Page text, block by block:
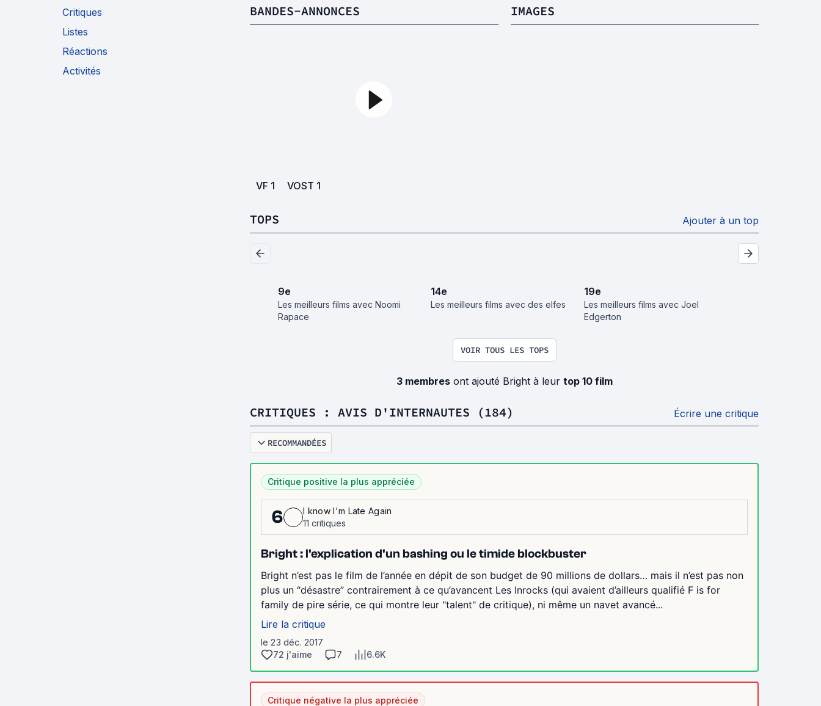
Critiques
Listes
Réactions
Activités
BANDES-ANNONCES
VF 1 VOST 1
IMAGES
TOPS Ajouter à un top
9e
Les meilleurs films avec Noomi
Rapace
14e
Les meilleurs films avec des elfes
19e
Les meilleurs films avec Joel
Edgerton
VOIR TOUS LES TOPS
3 membresont ajouté Bright à leur top 10 film
CRITIQUES : AVIS D'INTERNAUTES (184) Écrire une critique
RECOMMANDÉES
Critique positive la plus appréciée
6
I know I'm Late Again
11 critiques
Bright : l'explication d'un bashing ou le timide blockbuster
Bright n’est pas le film de l’année en dépit de son budget de 90 millions de dollars… mais il n’est pas non
plus un “désastre” contrairement à ce qu’avancent Les Inrocks (qui avaient d’ailleurs qualifié F is for
family de pire série, ce qui montre leur "talent" de critique), ni même un navet avancé...
Lire la critique
le 23 déc. 2017
72 j'aime
7 6.6K
Critique négative la plus appréciée